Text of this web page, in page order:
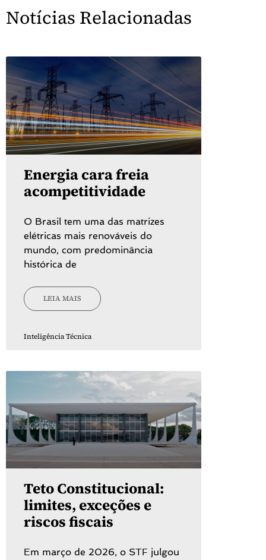
Notícias Relacionadas
Energia cara freia
acompetitividade
O Brasil tem uma das matrizes
elétricas mais renováveis do
mundo, com predominância
histórica de
LEIA MAIS
Inteligência Técnica
Teto Constitucional:
limites, exceções e
riscos fiscais
Em março de 2026, o STF julgou